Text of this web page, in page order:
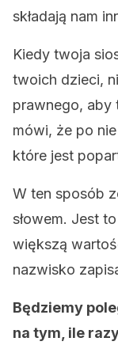
składają nam
Kiedy twoja
twoich dzieci,
prawnego, aby
mówi, że po
które jest
W ten sposób
słowem. Jest
większą
nazwisko
Będziemy
na tym, ile